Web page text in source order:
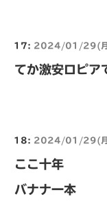
17: 2024/01/29(
てか激安ロピア
18: 2024/01/29(
ここ十年
バナナ一本